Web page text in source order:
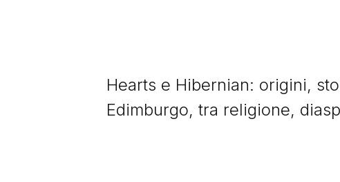
Hearts e Hibernian: origini,
Edimburgo, tra religione,